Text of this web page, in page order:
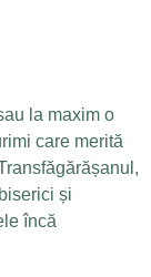
la maxim o
care merită
și
încă